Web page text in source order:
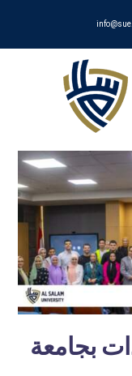
بجامعة